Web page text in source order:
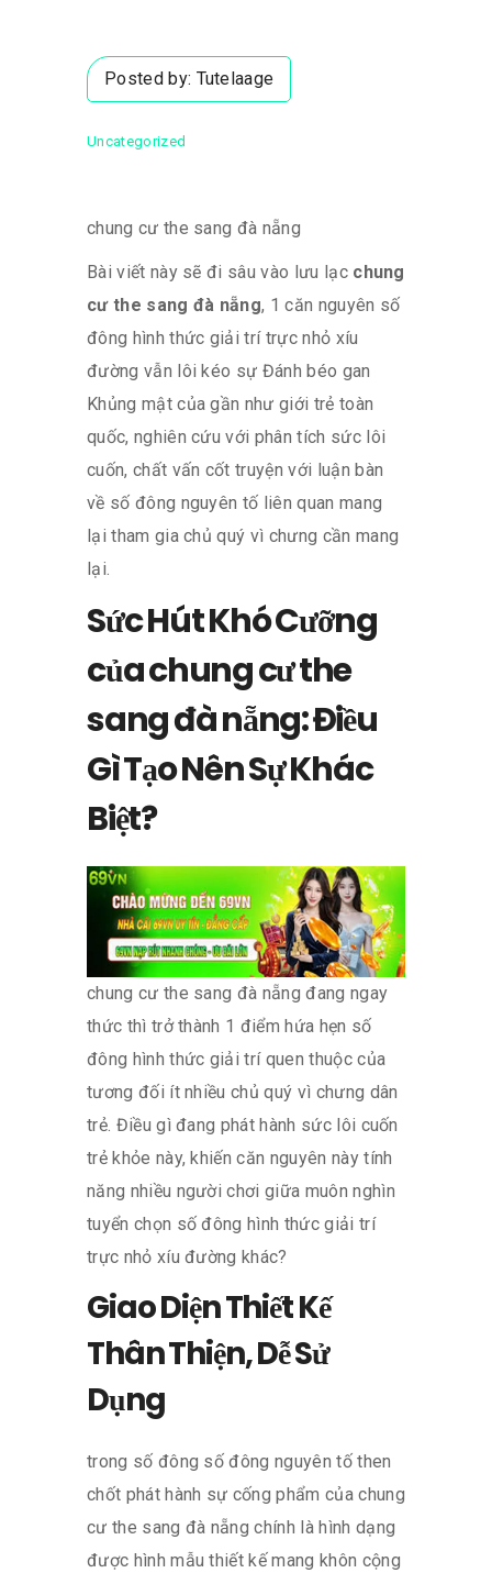
Posted by: Tutelaage
Uncategorized
chung cư the sang đà nẵng
Bài viết này sẽ đi sâu vào lưu lạc chung
cư the sang đà nẵng, 1 căn nguyên số
đông hình thức giải trí trực nhỏ xíu
đường vẫn lôi kéo sự Đánh béo gan
Khủng mật của gần như giới trẻ toàn
quốc, nghiên cứu với phân tích sức lôi
cuốn, chất vấn cốt truyện với luận bàn
về số đông nguyên tố liên quan mang
lại tham gia chủ quý vì chưng cần mang
lại.
Sức Hút Khó Cưỡng
của chung cư the
sang đà nẵng: Điều
Gì Tạo Nên Sự Khác
Biệt?
chung cư the sang đà nẵng đang ngay
thức thì trở thành 1 điểm hứa hẹn số
đông hình thức giải trí quen thuộc của
tương đối ít nhiều chủ quý vì chưng dân
trẻ. Điều gì đang phát hành sức lôi cuốn
trẻ khỏe này, khiến căn nguyên này tính
năng nhiều người chơi giữa muôn nghìn
tuyển chọn số đông hình thức giải trí
trực nhỏ xíu đường khác?
Giao Diện Thiết Kế
Thân Thiện, Dễ Sử
Dụng
trong số đông số đông nguyên tố then
chốt phát hành sự cống phẩm của chung
cư the sang đà nẵng chính là hình dạng
được hình mẫu thiết kế mang khôn cộng